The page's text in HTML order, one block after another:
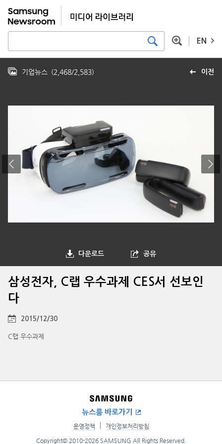
EN
이전
기업뉴스 (2,468/2,583)
다운로드 공유
삼성전자, C랩 우수과제 CES서 선보인
다
2015/12/30
C랩 우수과제
뉴스룸 바로가기
운영정책 개인정보처리방침
Copyright© 2010-2026 SAMSUNG All Rights Reserved.